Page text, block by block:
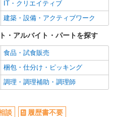
住STAFF＊落ち着いた雰囲気
事♪
2062円 ＜日払い有/週払い有/交
ン代含む)＞
詳細を見る
IT・クリエイティブ
建築・設備・アクティブワーク
・アルバイト・パートを探す
食品・試食販売
梱包・仕分け・ピッキング
調理・調理補助・調理師
談
履歴書不要